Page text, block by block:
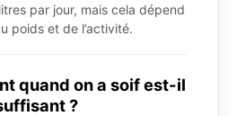
par jour, mais cela dépend
poids et de l’activité.
quand on a soif est-il
?